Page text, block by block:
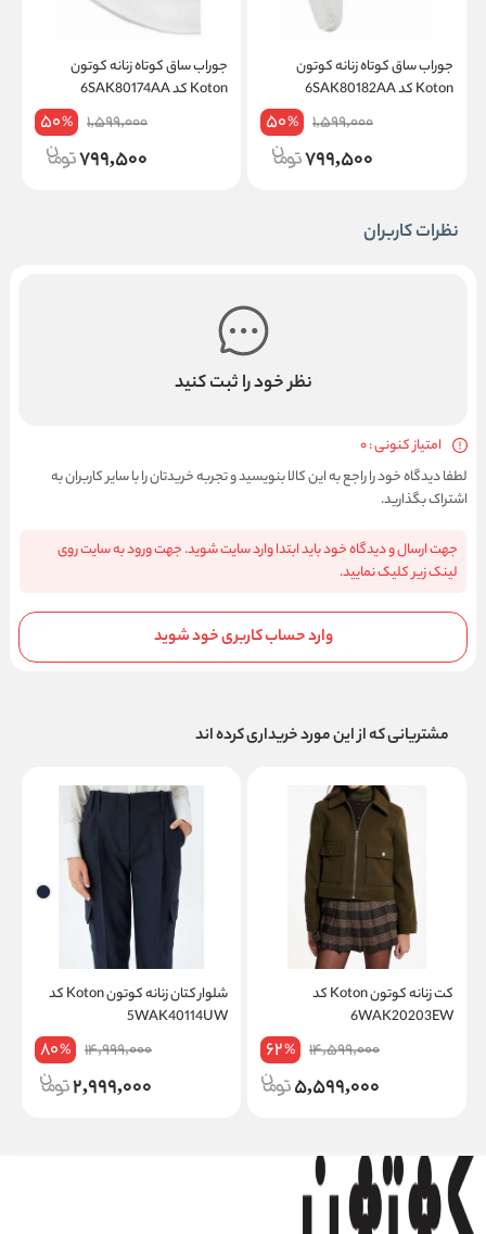
جوراب ساق کوتاه زنانه کوتون
Koton کد 6SAK80182AA
1,599,000
50%
799,500
جوراب ساق کوتاه زنانه کوتون
Koton کد 6SAK80174AA
1,599,000
50%
799,500
نظرات کاربران
نظر خود را ثبت کنید
امتیاز کنونی : 0
لطفا دیدگاه خود را راجع به این کالا بنویسید و تجربه خریدتان را با سایر کاربران به
اشتراک بگذارید.
جهت ارسال و دیدگاه خود باید ابتدا وارد سایت شوید. جهت ورود به سایت روی
لینک زیر کلیک نمایید.
وارد حساب کاربری خود شوید
مشتریانی که از این مورد خریداری کرده اند
کت زنانه کوتون Koton کد
6WAK20203EW
14,599,000
62%
5,599,000
شلوار کتان زنانه کوتون Koton کد
5WAK40114UW
14,999,000
80%
2,999,000